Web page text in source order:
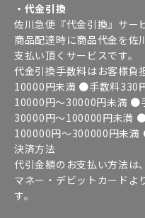
・代金引換
佐川急便『代金引換』サー
商品配達時に商品代金を佐
支払い頂くサービスです。
代金引換手数料はお客様負
10000円未満 ●手数料330
10000円～30000円未満 ●
30000円～100000円未満
100000円～300000円未
決済方法
代引金額のお支払い方法は
マネー・デビットカードよ
す。